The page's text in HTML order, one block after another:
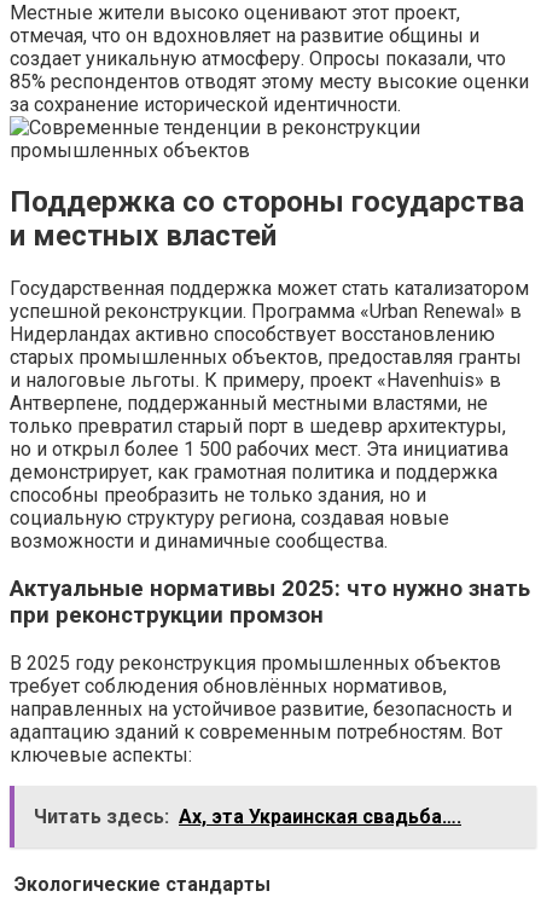
Местные жители высоко оценивают этот проект,
отмечая, что он вдохновляет на развитие общины и
создает уникальную атмосферу. Опросы показали, что
85% респондентов отводят этому месту высокие оценки
за сохранение исторической идентичности.
Поддержка со стороны государства
и местных властей
Государственная поддержка может стать катализатором
успешной реконструкции. Программа «Urban Renewal» в
Нидерландах активно способствует восстановлению
старых промышленных объектов, предоставляя гранты
и налоговые льготы. К примеру, проект «Havenhuis» в
Антверпене, поддержанный местными властями, не
только превратил старый порт в шедевр архитектуры,
но и открыл более 1 500 рабочих мест. Эта инициатива
демонстрирует, как грамотная политика и поддержка
способны преобразить не только здания, но и
социальную структуру региона, создавая новые
возможности и динамичные сообщества.
Актуальные нормативы 2025: что нужно знать
при реконструкции промзон
В 2025 году реконструкция промышленных объектов
требует соблюдения обновлённых нормативов,
направленных на устойчивое развитие, безопасность и
адаптацию зданий к современным потребностям. Вот
ключевые аспекты:
Читать здесь: Ах, эта Украинская свадьба….
Экологические стандарты